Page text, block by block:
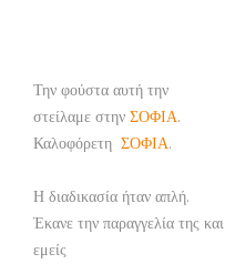
Την φούστα αυτή την
στείλαμε στην ΣΟΦΙΑ.
Καλοφόρετη ΣΟΦΙΑ.
Η διαδικασία ήταν απλή.
Έκανε την παραγγελία της και
εμείς